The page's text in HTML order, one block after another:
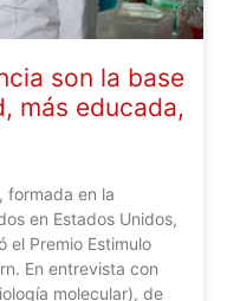
son la base
más educada,
formada en la
en Estados Unidos,
el Premio Estimulo
En entrevista con
molecular), de